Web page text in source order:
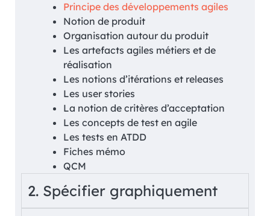
Principe des développements agiles
Notion de produit
Organisation autour du produit
Les artefacts agiles métiers et de
réalisation
Les notions d’itérations et releases
Les user stories
La notion de critères d’acceptation
Les concepts de test en agile
Les tests en ATDD
Fiches mémo
QCM
2. Spécifier graphiquement